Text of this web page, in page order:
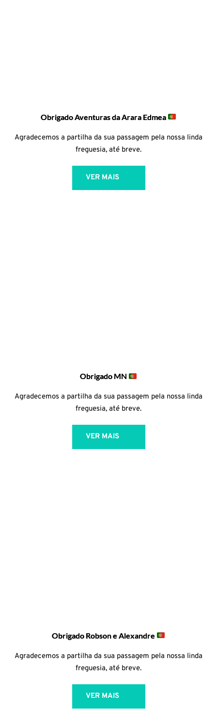
Obrigado Aventuras da Arara Edmea
Agradecemos a partilha da sua passagem pela nossa linda
freguesia, até breve.
VER MAIS
Obrigado MN
Agradecemos a partilha da sua passagem pela nossa linda
freguesia, até breve.
VER MAIS
Obrigado Robson e Alexandre
Agradecemos a partilha da sua passagem pela nossa linda
freguesia, até breve.
VER MAIS